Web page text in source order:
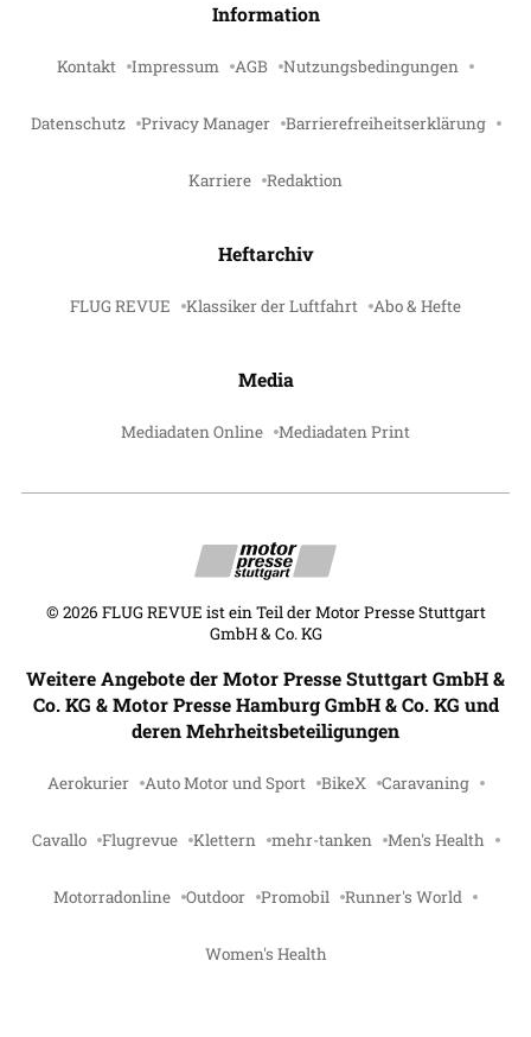
Information
Kontakt Impressum AGB Nutzungsbedingungen
Datenschutz Privacy Manager Barrierefreiheitserklärung
Karriere Redaktion
Heftarchiv
FLUG REVUE Klassiker der Luftfahrt Abo & Hefte
Media
Mediadaten Online Mediadaten Print
© 2026 FLUG REVUE ist ein Teil der Motor Presse Stuttgart
GmbH & Co. KG
Weitere Angebote der Motor Presse Stuttgart GmbH &
Co. KG & Motor Presse Hamburg GmbH & Co. KG und
deren Mehrheitsbeteiligungen
Aerokurier Auto Motor und Sport BikeX Caravaning
Cavallo Flugrevue Klettern mehr-tanken Men's Health
Motorradonline Outdoor Promobil Runner's World
Women's Health